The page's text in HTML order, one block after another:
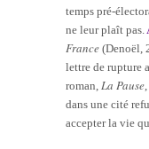
temps pré-
ne leur plaît pas.
France (Denoël,
lettre de rupture
roman, La Pause
dans une cité
accepter la vie